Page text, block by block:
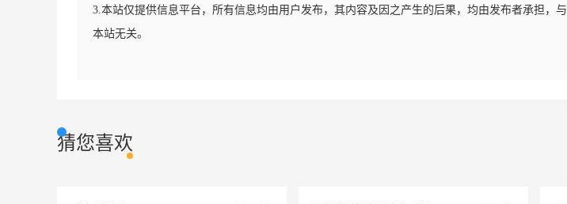
3.本站仅提供信息平台，所有信息均由用户发布，其内容及因之产生的后果，均由发布者承担，与
本站无关。
猜您喜欢